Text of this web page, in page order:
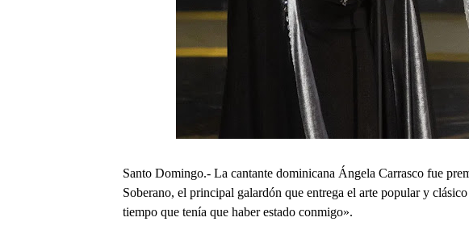
Santo Domingo.- La cantante dominicana Ángela Carrasco fue
Soberano, el principal galardón que entrega el arte popular y
tiempo que tenía que haber estado conmigo».